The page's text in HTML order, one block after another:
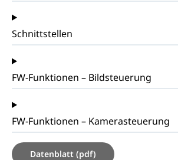
Schnittstellen
FW-Funktionen – Bildsteuerung
FW-Funktionen – Kamerasteuerung
Datenblatt (pdf)